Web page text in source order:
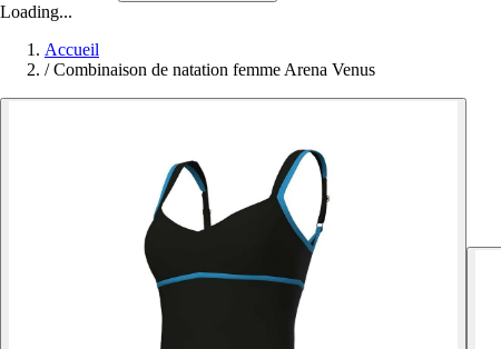
Loading...
Accueil
/ Combinaison de natation femme Arena Venus